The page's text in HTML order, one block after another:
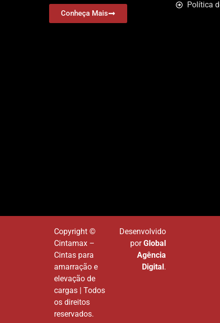
Conheça Mais
Política
Copyright ©
Cintamax –
Cintas para
amarração e
elevação de
cargas | Todos
os direitos
reservados.
Desenvolvido
porGlobal
Agência
Digital .